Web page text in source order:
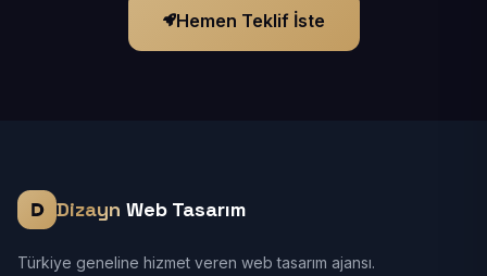
Hemen Teklif İste
Dizayn Web Tasarım
Türkiye geneline hizmet veren web tasarım ajansı.